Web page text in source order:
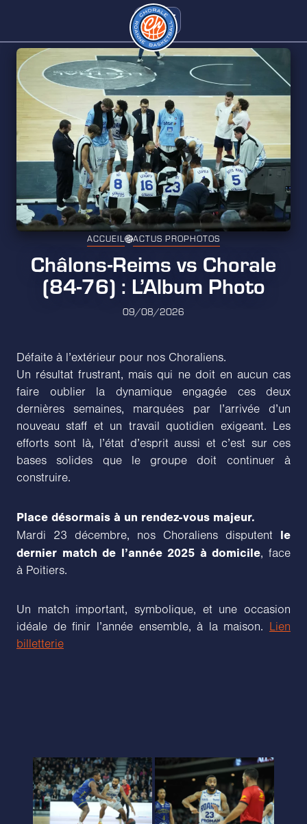
ACCUEIL ACTUS PROPHOTOS
Châlons-Reims vs Chorale
(84-76) : L’Album Photo
09/08/2026
Défaite à l’extérieur pour nos Choraliens.
Un résultat frustrant, mais qui ne doit en aucun cas
faire oublier la dynamique engagée ces deux
dernières semaines, marquées par l’arrivée d’un
nouveau staff et un travail quotidien exigeant. Les
efforts sont là, l’état d’esprit aussi et c’est sur ces
bases solides que le groupe doit continuer à
construire.
Place désormais à un rendez-vous majeur.
Mardi 23 décembre, nos Choraliens disputent le
dernier match de l’année 2025 à domicile, face
à Poitiers.
Un match important, symbolique, et une occasion
idéale de finir l’année ensemble, à la maison. Lien
billetterie